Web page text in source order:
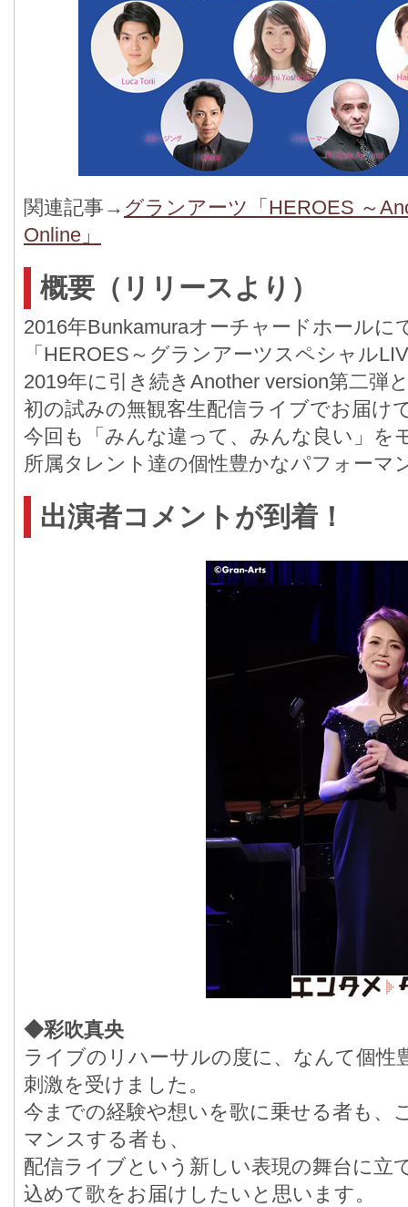
関連記事→ グランアーツ「HEROES ～
Online」
概要（リリースより）
2016年Bunkamuraオーチャードホールに
「HEROES～グランアーツスペシャル
2019年に引き続きAnother version第二弾
初の試みの無観客生配信ライブでお届け
今回も「みんな違って、みんな良い」を
所属タレント達の個性豊かなパフォーマ
出演者コメントが到着！
◆彩吹真央
ライブのリハーサルの度に、なんて個
刺激を受けました。
今までの経験や想いを歌に乗せる者も、
マンスする者も、
配信ライブという新しい表現の舞台に立
込めて歌をお届けしたいと思います。